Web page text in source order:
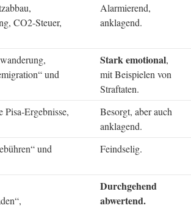
CO2-Steuer,
Alarmierend,
anklagend.
und
Stark emotional,
mit Beispielen von
Straftaten.
Pisa-Ergebnisse,
Besorgt, aber auch
anklagend.
und
Feindselig.
Durchgehend
abwertend.